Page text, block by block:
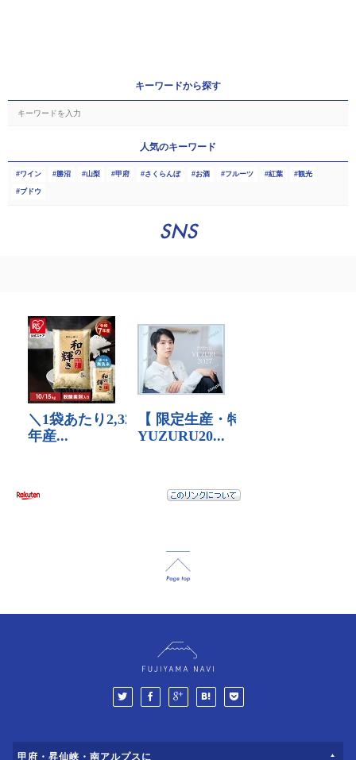
キーワードから探す
人気のキーワード
ワイン 勝沼 山梨 甲府 さくらんぼ お酒 フルーツ 紅葉 観光
ブドウ
SNS
甲府・昇仙峡・南アルプスに